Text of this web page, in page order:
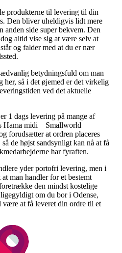
produkterne til levering til din
Den bliver uheldigvis lidt mere
anden side super bekvem. Den
altid vise sig at være selv at
og falder med at du er nær
betydningsfuld om man
her, så i det øjemed er det virkelig
ved det aktuelle
1 dags levering på mange af
Hama midi – Smallworld
forudsætter at ordren placeres
de højst sandsynligt kan nå at få
har fyraften.
yder portofri levering, men i
man handler for et bestemt
den mindst kostelige
om du bor i Odense,
at få leveret din ordre til et